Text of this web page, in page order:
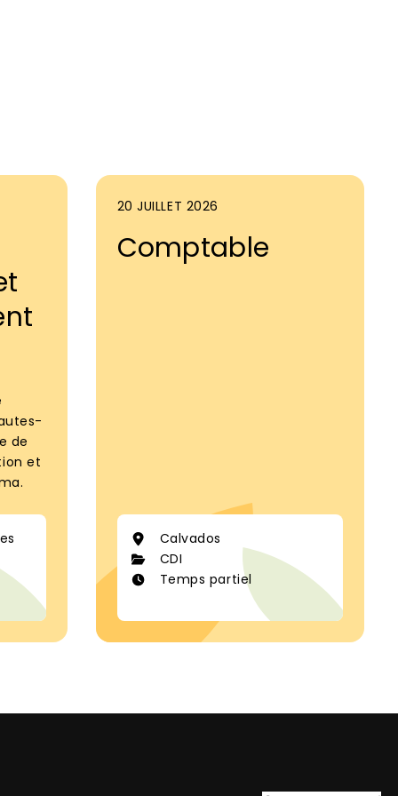
de
et
20 JUILLET 2026
Comptable
Calvados
CDI
Temps partiel